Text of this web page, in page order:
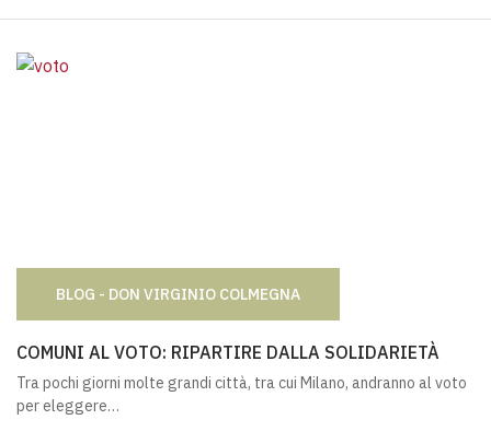
BLOG - DON VIRGINIO COLMEGNA
COMUNI AL VOTO: RIPARTIRE DALLA SOLIDARIETÀ
Tra pochi giorni molte grandi città, tra cui Milano, andranno al voto
per eleggere…